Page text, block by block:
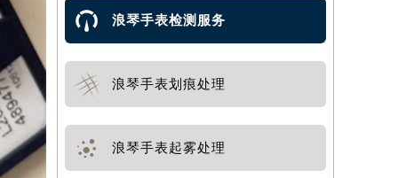
浪琴手表检测服务
浪琴手表划痕处理
浪琴手表起雾处理